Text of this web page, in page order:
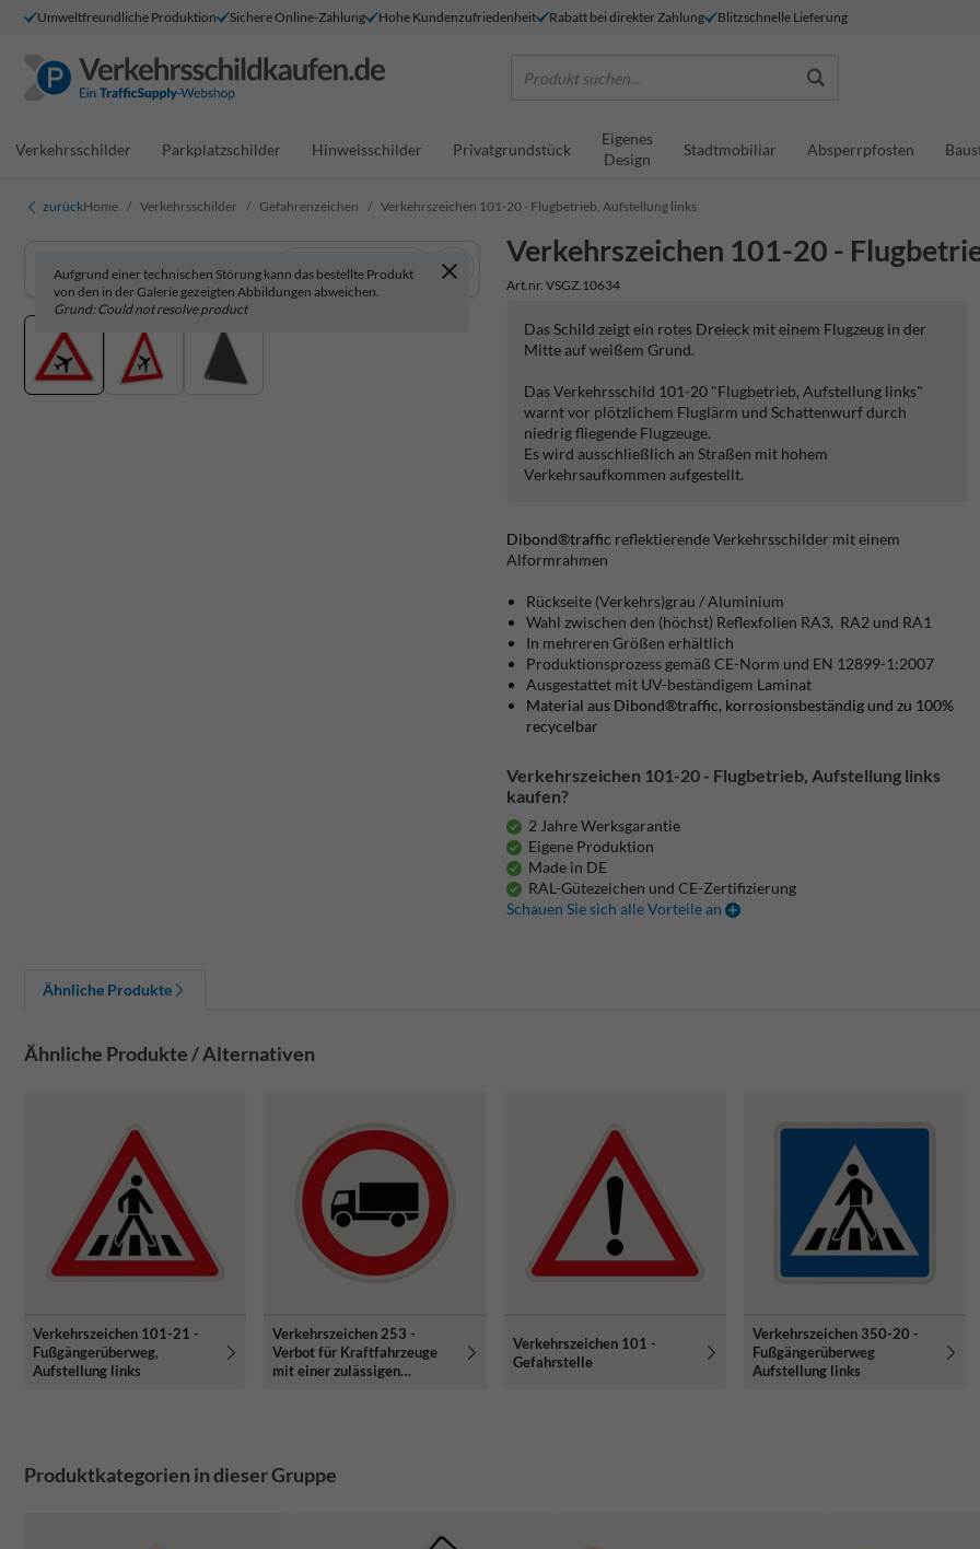
Umweltfreundliche Produktion Sichere Online-Zahlung Hohe Kundenzufriedenheit Rabatt bei direkter Zahlung Blitzschnelle Lieferung
Produkt suchen...
Verkehrsschilder Parkplatzschilder Hinweisschilder Privatgrundstück
Eigenes
Design
Stadtmobiliar Absperrpfosten
zurückHome Verkehrsschilder Gefahrenzeichen Verkehrszeichen 101-20 - Flugbetrieb, Aufstellung links
Verkehrszeichen 101-20 -
Art.nr. VSGZ.10634
Aufgrund einer technischen Störung kann das bestellte Produkt
von den in der Galerie gezeigten Abbildungen abweichen.
Grund: Could not resolve product
In 3D anzeigen
Das Schild zeigt ein rotes Dreieck mit einem Flugzeug in der
Mitte auf weißem Grund.
Das Verkehrsschild 101-20 "Flugbetrieb, Aufstellung links"
warnt vor plötzlichem Fluglärm und Schattenwurf durch
niedrig fliegende Flugzeuge.
Es wird ausschließlich an Straßen mit hohem
Verkehrsaufkommen aufgestellt.
Dibond®traffic reflektierende Verkehrsschilder mit einem
Alformrahmen
Rückseite (Verkehrs)grau / Aluminium
Wahl zwischen den (höchst) Reflexfolien RA3, RA2 und RA1
In mehreren Größen erhältlich
Produktionsprozess gemäß CE-Norm und EN 12899-1:2007
Ausgestattet mit UV-beständigem Laminat
Material aus Dibond®traffic, korrosionsbeständig und zu 100%
recycelbar
Verkehrszeichen 101-20 - Flugbetrieb, Aufstellung links
kaufen?
2 Jahre Werksgarantie
Eigene Produktion
Made in DE
RAL-Gütezeichen und CE-Zertifizierung
Schauen Sie sich alle Vorteile an
Ähnliche Produkte
Ähnliche Produkte / Alternativen
Verkehrszeichen 101-21 -
Fußgängerüberweg,
Aufstellung links
Verkehrszeichen 253 -
Verbot für Kraftfahrzeuge
mit einer zulässigen
Verkehrszeichen 101 -
Gefahrstelle
Verkehrszeichen 350-20 -
Fußgängerüberweg
Aufstellung links
Produktkategorien in dieser Gruppe